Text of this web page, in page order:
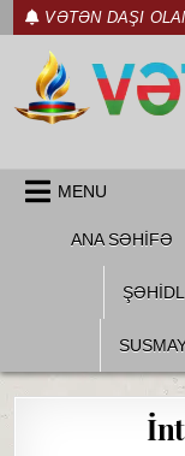
Skip
to
content
VƏTƏN DAŞI
MENU
ANA SƏHİFƏ